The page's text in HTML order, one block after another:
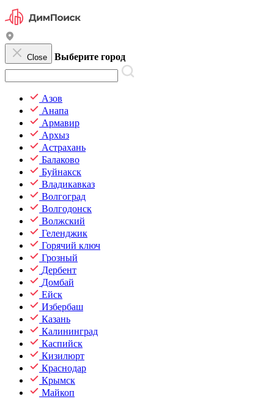
Close Выберите город
Азов
Анапа
Армавир
Архыз
Астрахань
Балаково
Буйнакск
Владикавказ
Волгоград
Волгодонск
Волжский
Геленджик
Горячий ключ
Грозный
Дербент
Домбай
Ейск
Избербаш
Казань
Калининград
Каспийск
Кизилюрт
Краснодар
Крымск
Майкоп